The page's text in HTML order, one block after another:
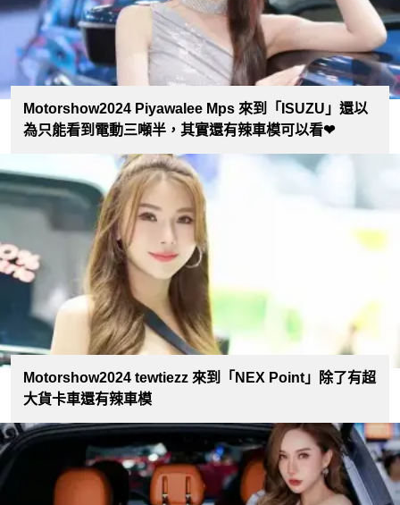
Motorshow2024 Piyawalee Mps 來到「ISUZU」還以
為只能看到電動三噸半，其實還有辣車模可以看❤
Motorshow2024 tewtiezz 來到「NEX Point」除了有超
大貨卡車還有辣車模